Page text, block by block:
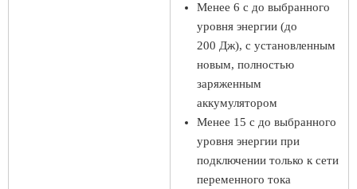
Менее 6 с до выбранного
уровня энергии (до
200 Дж), с установленным
новым, полностью
заряженным
аккумулятором
Менее 15 с до выбранного
уровня энергии при
подключении только к сети
переменного тока